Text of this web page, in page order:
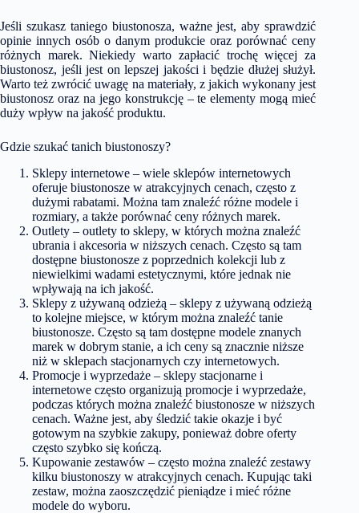
Jeśli szukasz taniego biustonosza, ważne jest, aby sprawdzić
opinie innych osób o danym produkcie oraz porównać ceny
różnych marek. Niekiedy warto zapłacić trochę więcej za
biustonosz, jeśli jest on lepszej jakości i będzie dłużej służył.
Warto też zwrócić uwagę na materiały, z jakich wykonany jest
biustonosz oraz na jego konstrukcję – te elementy mogą mieć
duży wpływ na jakość produktu.
Gdzie szukać tanich biustonoszy?
Sklepy internetowe – wiele sklepów internetowych
oferuje biustonosze w atrakcyjnych cenach, często z
dużymi rabatami. Można tam znaleźć różne modele i
rozmiary, a także porównać ceny różnych marek.
Outlety – outlety to sklepy, w których można znaleźć
ubrania i akcesoria w niższych cenach. Często są tam
dostępne biustonosze z poprzednich kolekcji lub z
niewielkimi wadami estetycznymi, które jednak nie
wpływają na ich jakość.
Sklepy z używaną odzieżą – sklepy z używaną odzieżą
to kolejne miejsce, w którym można znaleźć tanie
biustonosze. Często są tam dostępne modele znanych
marek w dobrym stanie, a ich ceny są znacznie niższe
niż w sklepach stacjonarnych czy internetowych.
Promocje i wyprzedaże – sklepy stacjonarne i
internetowe często organizują promocje i wyprzedaże,
podczas których można znaleźć biustonosze w niższych
cenach. Ważne jest, aby śledzić takie okazje i być
gotowym na szybkie zakupy, ponieważ dobre oferty
często szybko się kończą.
Kupowanie zestawów – często można znaleźć zestawy
kilku biustonoszy w atrakcyjnych cenach. Kupując taki
zestaw, można zaoszczędzić pieniądze i mieć różne
modele do wyboru.